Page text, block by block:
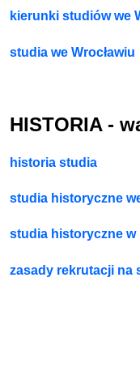
kierunki studiów we
studia we Wrocławiu
HISTORIA -
historia studia
studia historyczne
studia historyczne w
zasady rekrutacji na